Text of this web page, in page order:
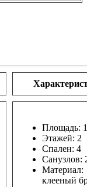
Площадь:
Этажей: 2
Спален: 4
Санузлов:
Материал:
клееный